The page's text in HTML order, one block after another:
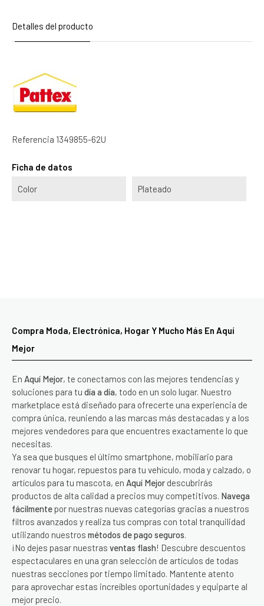
Detalles del producto
Referencia 1349855-62U
Ficha de datos
Color Plateado
Compra Moda, Electrónica, Hogar Y Mucho Más En Aquí
Mejor
En Aquí Mejor, te conectamos con las mejores tendencias y
soluciones para tu día a día, todo en un solo lugar. Nuestro
marketplace está diseñado para ofrecerte una experiencia de
compra única, reuniendo a las marcas más destacadas y a los
mejores vendedores para que encuentres exactamente lo que
necesitas.
Ya sea que busques el último smartphone, mobiliario para
renovar tu hogar, repuestos para tu vehículo, moda y calzado, o
artículos para tu mascota, en Aquí Mejor descubrirás
productos de alta calidad a precios muy competitivos. Navega
fácilmente por nuestras nuevas categorías gracias a nuestros
filtros avanzados y realiza tus compras con total tranquilidad
utilizando nuestros métodos de pago seguros.
¡No dejes pasar nuestras ventas flash! Descubre descuentos
espectaculares en una gran selección de artículos de todas
nuestras secciones por tiempo limitado. Mantente atento
para aprovechar estas increíbles oportunidades y equiparte al
mejor precio.